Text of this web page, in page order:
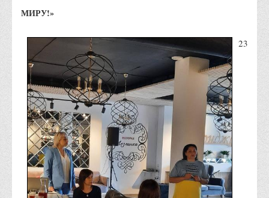
Правила безпечної поведінки учасників освітнього процесу в
Що можна і не можна знімати, показувати під час війни
Контакти державних та громадських організацій, які
допомагають тим, хто пережили сексуальне насильство,
пов'язане з конфліктом та їх родинам у Вінницькій області
10 точних фактів про наркотики. З’ясуй правду про
наркотики. Врятуй чиєсь життя
Контакти
3D тур
Екскурсія до ВТЕІ
МИРУ!»
23